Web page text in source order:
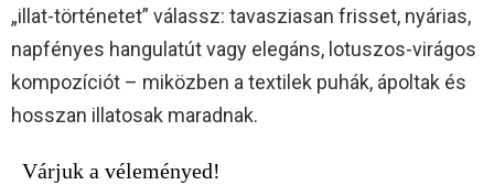
„illat-történetet” válassz: tavasziasan frisset, nyárias,
napfényes hangulatút vagy elegáns, lotuszos-virágos
kompozíciót – miközben a textilek puhák, ápoltak és
hosszan illatosak maradnak.​
Várjuk a véleményed!